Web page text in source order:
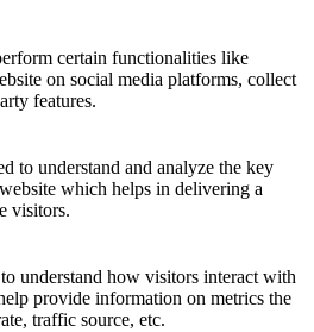
certain functionalities like
on social media platforms, collect
features.
to understand and analyze the key
which helps in delivering a
visitors.
understand how visitors interact with
provide information on metrics the
traffic source, etc.